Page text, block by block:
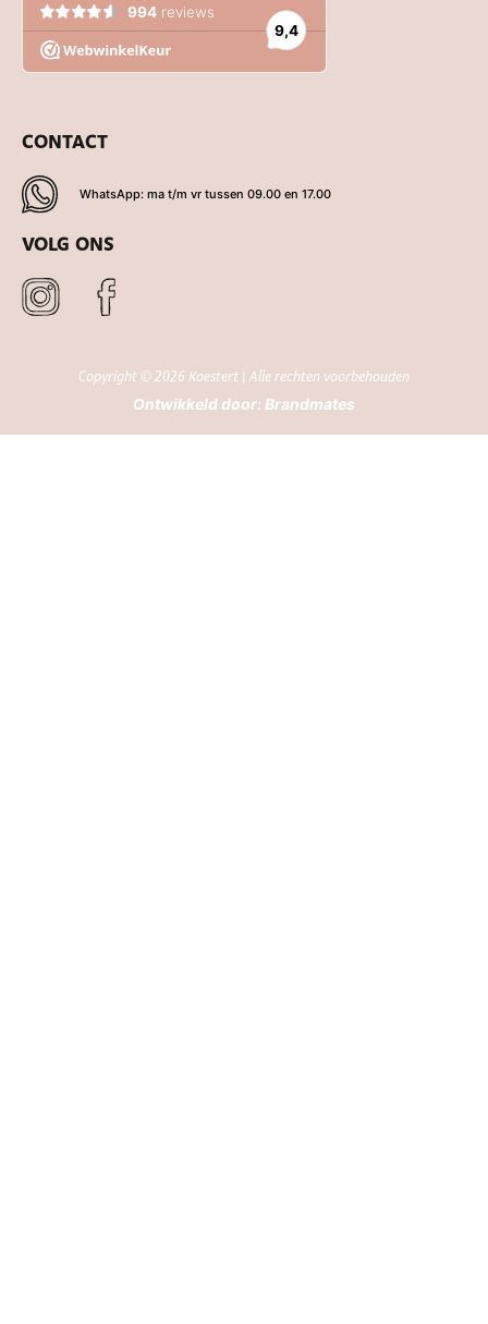
CONTACT
WhatsApp: ma t/m vr tussen 09.00 en 17.00
VOLG ONS
Copyright © 2026 Koestert | Alle rechten voorbehouden
Ontwikkeld door: Brandmates